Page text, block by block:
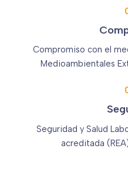
Compromiso con el
Medioambientales
Seguridad y Salud
acreditada